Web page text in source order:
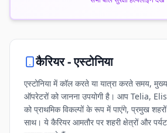
कैरियर -एस्टोनिया
एस्टोनिया में कॉल करते या यात्रा करते समय,
ऑपरेटरों को जानना उपयोगी है। आप Telia,
को प्राथमिक विकल्पों के रूप में पाएंगे, प्रमुख
साथ। ये कैरियर आमतौर पर शहरी क्षेत्रों और